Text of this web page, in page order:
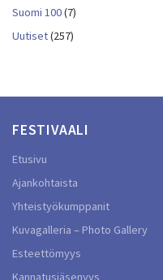
Suomi 100(7)
Uutiset(257)
FESTIVAALI
Etusivu
Ajankohtaista
Yhteistyökumppanit
Kuvagalleria – Photo Gallery
Esteettömyys
Kannatusjäsenyys